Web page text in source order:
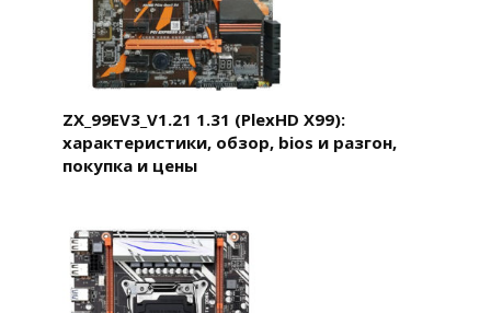
ZX_99EV3_V1.21 1.31 (PlexHD X99):
характеристики, обзор, bios и разгон,
покупка и цены